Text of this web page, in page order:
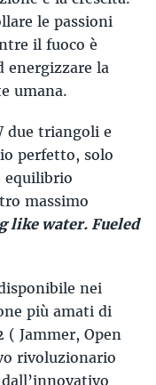
le passioni
il fuoco è
energizzare la
umana.
due triangoli e
perfetto, solo
equilibrio
massimo
like water. Fueled
nei
più amati di
( Jammer, Open
rivoluzionario